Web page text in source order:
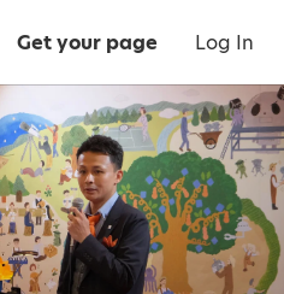
Get your page Log In